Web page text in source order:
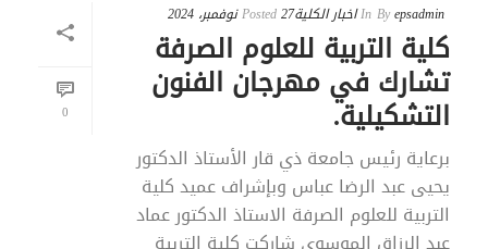
0
Byepsadmin
Inاخبار الكلية Posted27 نوفمبر، 2024
كلية التربية للعلوم الصرفة
تشارك في مهرجان الفنون
التشكيلية.
برعاية رئيس جامعة ذي قار الأستاذ الدكتور
يحيى عبد الرضا عباس وبإشراف عميد كلية
التربية للعلوم الصرفة الاستاذ الدكتور عماد